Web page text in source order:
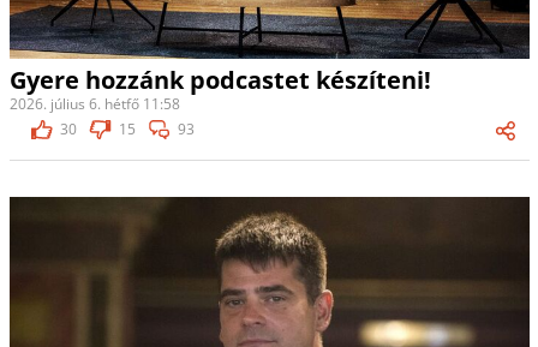
Gyere hozzánk podcastet készíteni!
2026. július 6. hétfő 11:58
30
15 93